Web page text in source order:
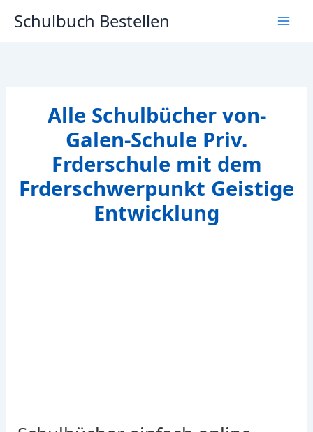
InhaltSchulbuch Bestellen
Alle Schulbücher von-
Galen-Schule Priv.
Frderschule mit dem
Frderschwerpunkt Geistige
Entwicklung